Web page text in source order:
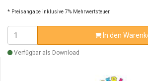
* Preisangabe inklusive 7% Mehrwertsteuer.
In den
Verfügbar als Download